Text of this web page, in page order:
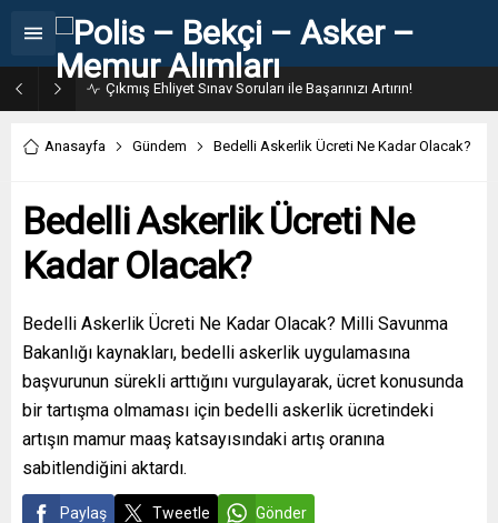
Çıkmış Ehliyet Sınav Soruları ile Başarınızı Artırın!
Anasayfa Gündem Bedelli Askerlik Ücreti Ne Kadar Olacak?
Bedelli Askerlik Ücreti Ne
Kadar Olacak?
Bedelli Askerlik Ücreti Ne Kadar Olacak? Milli Savunma
Bakanlığı kaynakları, bedelli askerlik uygulamasına
başvurunun sürekli arttığını vurgulayarak, ücret konusunda
bir tartışma olmaması için bedelli askerlik ücretindeki
artışın mamur maaş katsayısındaki artış oranına
sabitlendiğini aktardı.
Paylaş Tweetle Gönder